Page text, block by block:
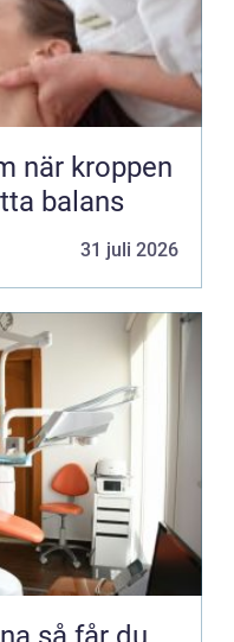
balans
31 juli 2026